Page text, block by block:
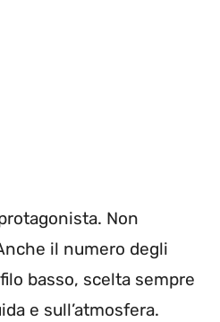
Non
il numero degli
basso, scelta sempre
e sull’atmosfera.